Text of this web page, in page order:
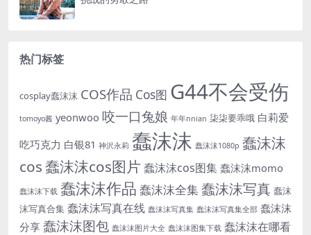
热门标签
cosplay蠢沫沫 COS作品 Cos图 G44不会受伤
tomoyo酱 yeonwoo 咬一口兔娘 年年nnian 柒柒要乖哦 白莉爱
吃巧克力 白银81 神沢永莉 蠢沫沫 蠢沫沫1080p 蠢沫沫
cos蠢沫沫cos图片 蠢沫沫cos图集 蠢沫沫momo
蠢沫沫下载 蠢沫沫作品 蠢沫沫全集蠢沫沫写真 蠢沫
沫写真合集 蠢沫沫写真在线 蠢沫沫写真集 蠢沫沫写真集全部 蠢沫沫
分享 蠢沫沫图包 蠢沫沫图片大全 蠢沫沫图集下载 蠢沫沫在哪看